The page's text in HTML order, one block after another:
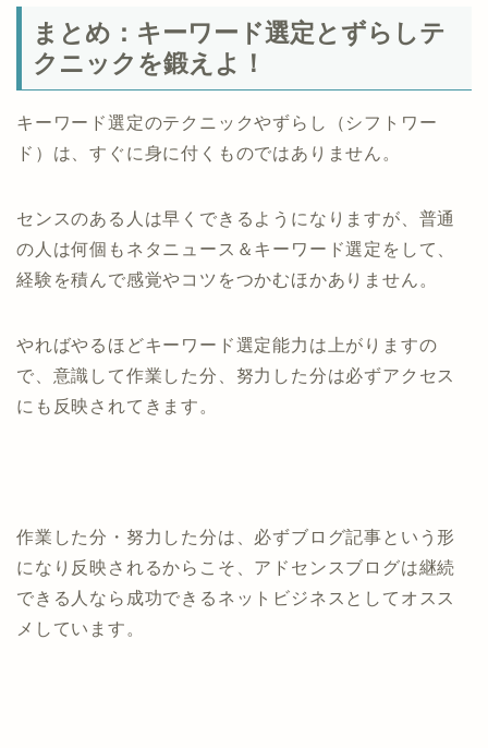
まとめ：キーワード選定とずらしテ
クニックを鍛えよ！
キーワード選定のテクニックやずらし（シフトワー
ド）は、すぐに身に付くものではありません。
センスのある人は早くできるようになりますが、普通
の人は何個もネタニュース＆キーワード選定をして、
経験を積んで感覚やコツをつかむほかありません。
やればやるほどキーワード選定能力は上がりますの
で、意識して作業した分、努力した分は必ずアクセス
にも反映されてきます。
作業した分・努力した分は、必ずブログ記事という形
になり反映されるからこそ、アドセンスブログは継続
できる人なら成功できるネットビジネスとしてオスス
メしています。